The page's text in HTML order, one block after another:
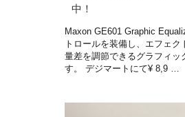
中！
Maxon GE601 Graphic
トロールを装備し、エフェク
量差を調節できるグラフィッ
す。 デジマートにて¥ 8,9 …